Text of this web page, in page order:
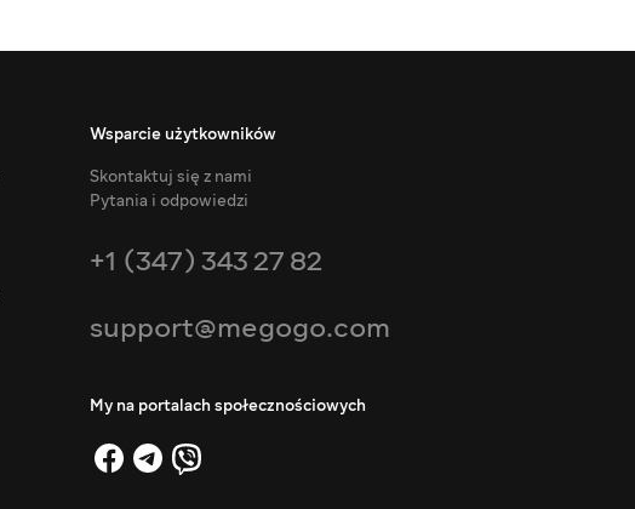
Wsparcie użytkowników
Skontaktuj się z nami
Pytania i odpowiedzi
+1 (347) 343 27 82
support@megogo.com
My na portalach społecznościowych